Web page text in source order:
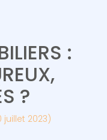
:
?
juillet 2023)